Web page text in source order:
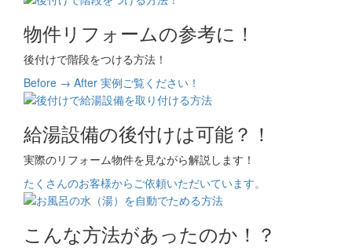
物件リフォームの参考に！
後付けで階段をつける方法！
Before → After 実例ご覧ください！
給湯設備の後付けは可能？！
実際のリフォーム物件を見ながら解説します！
たくさんのお客様からご依頼いただいています。
こんな方法があったのか！？